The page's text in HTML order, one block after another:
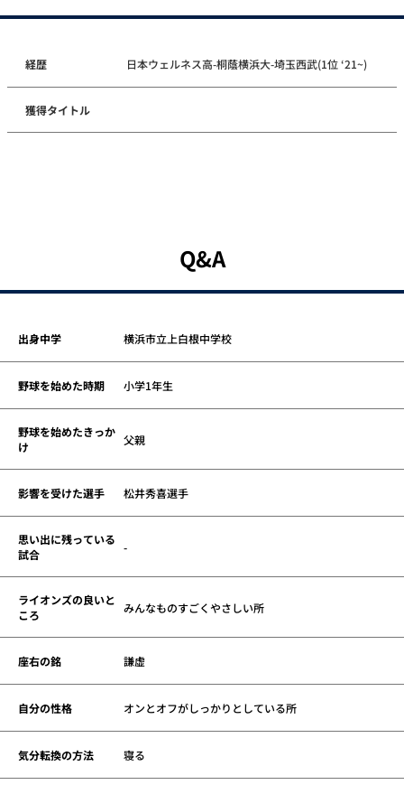
経歴 日本ウェルネス高-桐蔭横浜大-埼玉西武(1位 ‘21~)
獲得タイトル
Q&A
出身中学 横浜市立上白根中学校
野球を始めた時期 小学1年生
野球を始めたきっか
け
父親
影響を受けた選手 松井秀喜選手
思い出に残っている
試合
-
ライオンズの良いと
ころ
みんなものすごくやさしい所
座右の銘 謙虚
自分の性格 オンとオフがしっかりとしている所
気分転換の方法 寝る